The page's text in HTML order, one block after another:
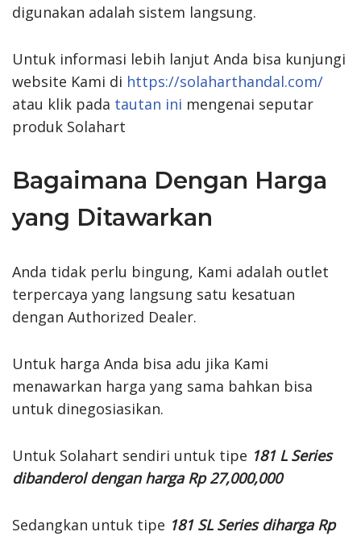
digunakan adalah sistem langsung.
Untuk informasi lebih lanjut Anda bisa kunjungi
website Kami di https://solaharthandal.com/
atau klik pada tautan ini mengenai seputar
produk Solahart
Bagaimana Dengan Harga
yang Ditawarkan
Anda tidak perlu bingung, Kami adalah outlet
terpercaya yang langsung satu kesatuan
dengan Authorized Dealer.
Untuk harga Anda bisa adu jika Kami
menawarkan harga yang sama bahkan bisa
untuk dinegosiasikan.
Untuk Solahart sendiri untuk tipe 181 L Series
dibanderol dengan harga Rp 27,000,000
Sedangkan untuk tipe 181 SL Series diharga Rp